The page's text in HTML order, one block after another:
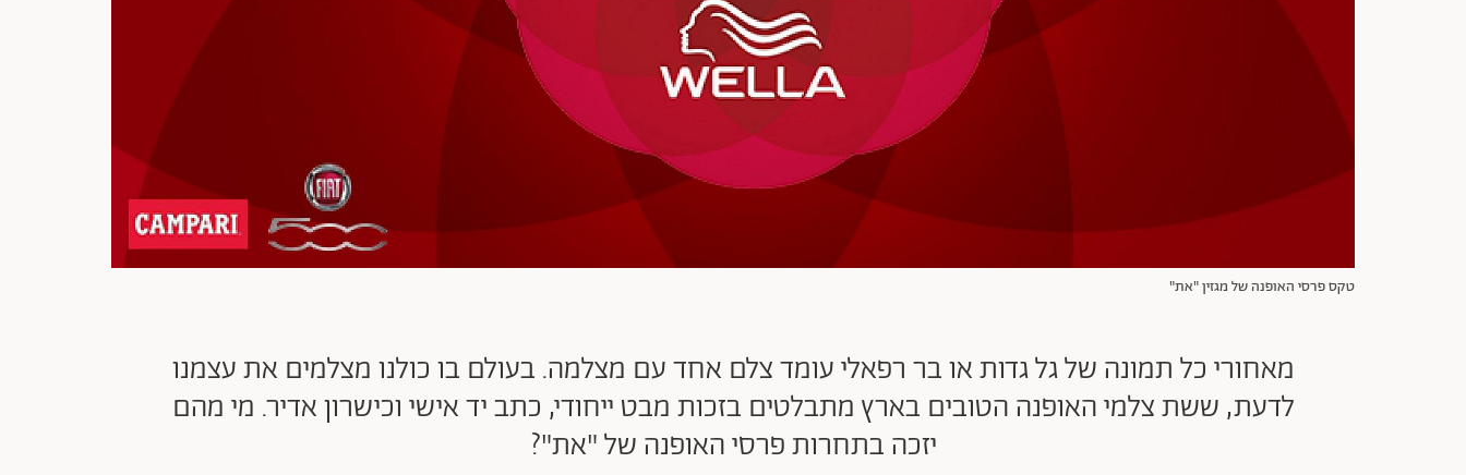
טקס פרסי האופנה של מגזין "את"
מאחורי כל תמונה של גל גדות או בר רפאלי עומד צלם אחד עם מצלמה. בעולם בו כולנו מצלמים את עצמנו
לדעת, ששת צלמי האופנה הטובים בארץ מתבלטים בזכות מבט ייחודי, כתב יד אישי וכישרון אדיר. מי מהם
יזכה בתחרות פרסי האופנה של "את"?